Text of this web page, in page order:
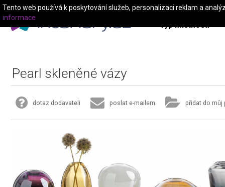
Typ místnosti
Pearl skleněné vázy
dotaz dodavateli poslat e-mailem přidat do můj
Tento web používá k poskytování služeb, personalizaci reklam a
informace